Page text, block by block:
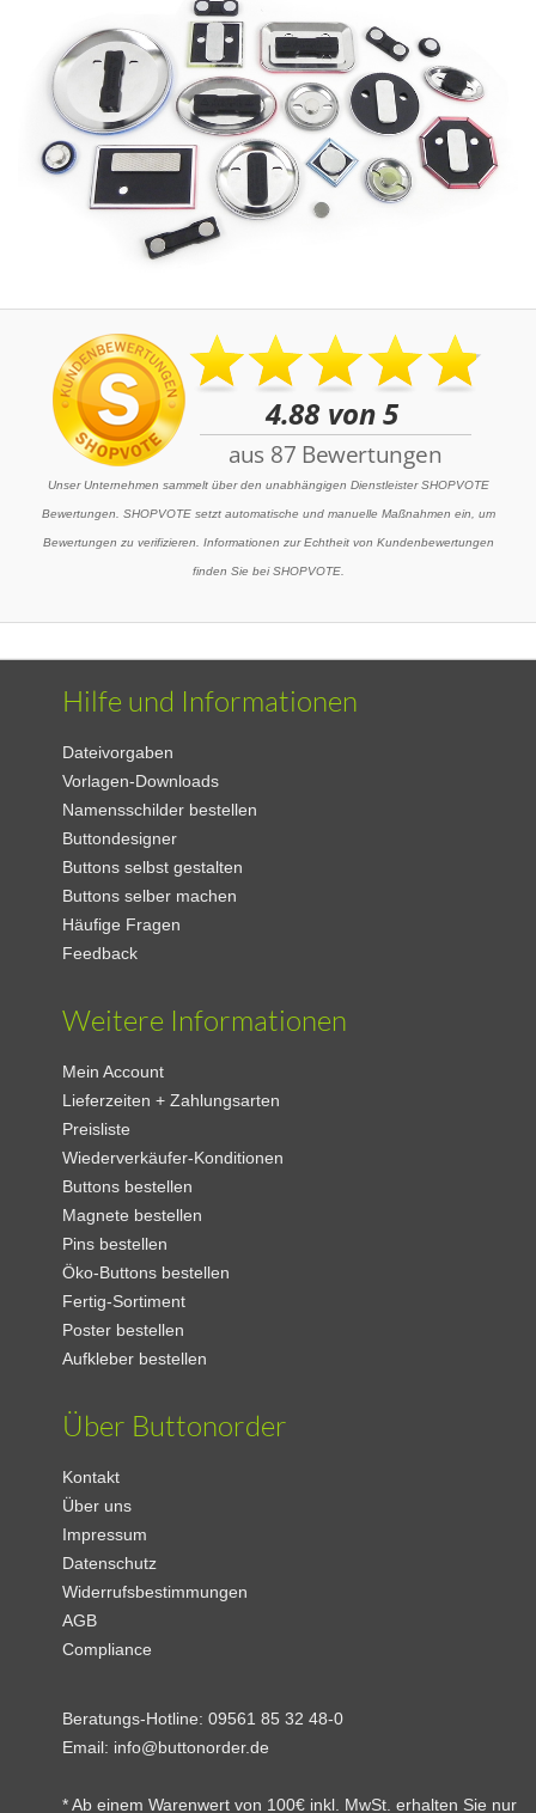
Unser Unternehmen sammelt über den unabhängigen Dienstleister SHOPVOTE
Bewertungen. SHOPVOTE setzt automatische und manuelle Maßnahmen ein, um
Bewertungen zu verifizieren. Informationen zur Echtheit von Kundenbewertungen
finden Sie bei SHOPVOTE.
Hilfe und Informationen
Dateivorgaben
Vorlagen-Downloads
Namensschilder bestellen
Buttondesigner
Buttons selbst gestalten
Buttons selber machen
Häufige Fragen
Feedback
Weitere Informationen
Mein Account
Lieferzeiten + Zahlungsarten
Preisliste
Wiederverkäufer-Konditionen
Buttons bestellen
Magnete bestellen
Pins bestellen
Öko-Buttons bestellen
Fertig-Sortiment
Poster bestellen
Aufkleber bestellen
Über Buttonorder
Kontakt
Über uns
Impressum
Datenschutz
Widerrufsbestimmungen
AGB
Compliance
Beratungs-Hotline:09561 85 32 48-0
Email: info@buttonorder.de
* Ab einem Warenwert von 100€ inkl. MwSt. erhalten Sie nur